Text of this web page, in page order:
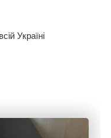
Україні